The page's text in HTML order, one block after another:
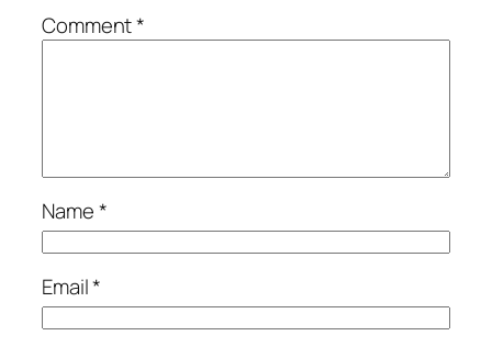
Comment*
Name*
Email*